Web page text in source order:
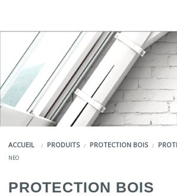
ACCUEIL
PRODUITS
DOCUMENTATIONS
COULEURS
ACCUEIL PRODUITS PROTECTION BOIS
NEO
PROTECTION BOIS